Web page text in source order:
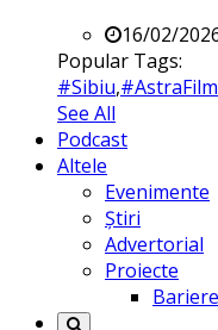
16/02/
Popular Tags:
#Sibiu,#AstraFilm
See All
Podcast
Altele
Evenimente
Știri
Advertorial
Proiecte
Bariere